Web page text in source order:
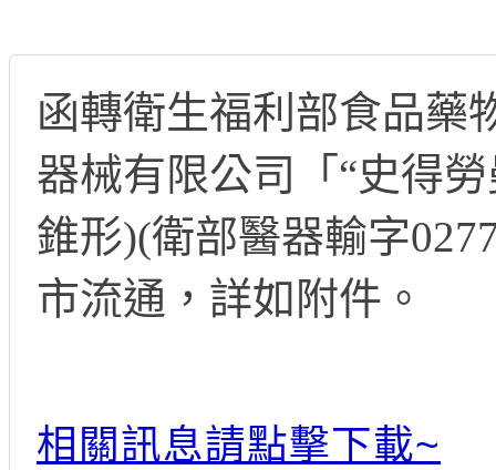
函轉衛生福利部食品藥
器械有限公司「“史得
錐形)(衛部醫器輸字
市流通，詳如附件。
相關訊息請點擊下載~